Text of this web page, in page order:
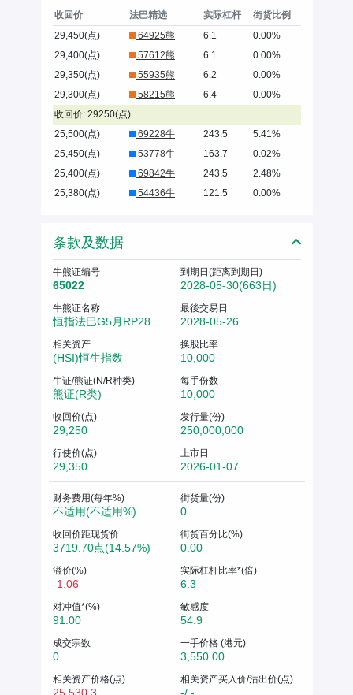
收回价 法巴精选 实际杠杆
街货比例
29,450(点)
64925熊 6.1
0.00%
29,400(点)
57612熊 6.1
0.00%
29,350(点)
55935熊 6.2
0.00%
29,300(点)
58215熊 6.4
0.00%
收回价: 29250(点)
25,500(点)
69228牛 243.5
5.41%
25,450(点)
53778牛 163.7
0.02%
25,400(点)
69842牛 243.5
2.48%
25,380(点)
54436牛 121.5 0.00%
条款及数据
牛熊证编号
65022
到期日(距离到期日)
2028-05-30(663日)
牛熊证名称
恒指法巴G5月RP28
最後交易日
2028-05-26
相关资产
(HSI)恒生指数
换股比率
10,000
牛证/熊证(N/R种类)
熊证(R类)
每手份数
10,000
收回价(点)
29,250
发行量(份)
250,000,000
行使价(点)
29,350
上市日
2026-01-07
财务费用(每年%)
不适用(不适用%)
街货量(份)
0
收回价距现货价
3719.70点(14.57%)
街货百分比(%)
0.00
溢价(%)
-1.06
实际杠杆比率*(倍)
6.3
对冲值*(%)
91.00
敏感度
54.9
成交宗数
0
一手价格 (港元)
3,550.00
相关资产价格(点)
25,530.3
相关资产买入价/沽出价(点)
-/ -